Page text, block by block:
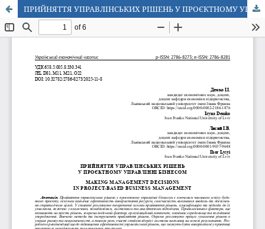
ПРИЙНЯТТЯ УПРАВЛІНСЬКИХ РІШЕНЬ У ПРОЄКТНОМУ УПРАВЛІННІ БІЗНЕСОМ